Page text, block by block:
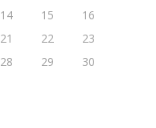
14 15
16
21 22
23
28 29
30